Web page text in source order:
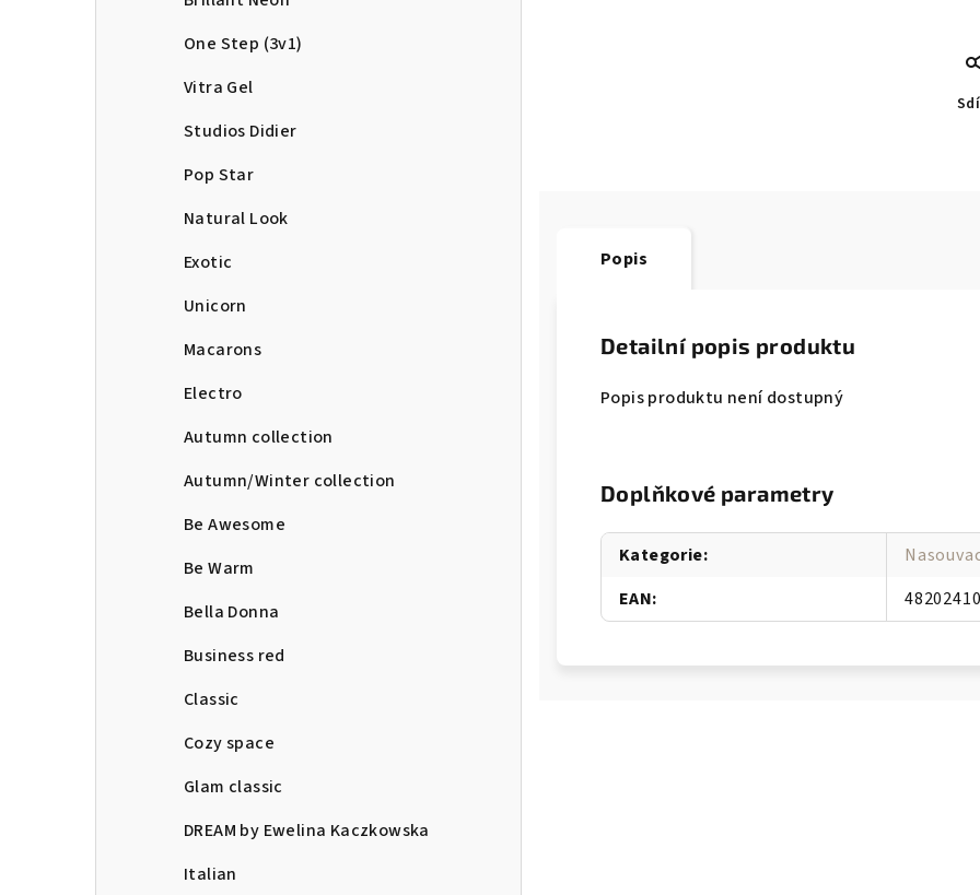
One Step (3v1)
Vitra Gel
Studios Didier
Pop Star
Natural Look
Exotic
Unicorn
Macarons
Electro
Autumn collection
Autumn/Winter collection
Be Awesome
Be Warm
Bella Donna
Business red
Classic
Cozy space
Glam classic
DREAM by Ewelina Kaczkowska
Italian
Popis
Detailní popis produktu
Popis produktu není dostupný
Doplňkové parametry
Kategorie:
EAN: